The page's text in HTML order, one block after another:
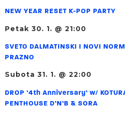
NEW YEAR RESET K-POP PARTY
Petak 30. 1. @ 21:00
SVETO DALMATINSKI I NOVI
PRAZNO
Subota 31. 1. @ 22:00
DROP ‘4th Anniversary’ w/
PENTHOUSE D’N’B & SORA